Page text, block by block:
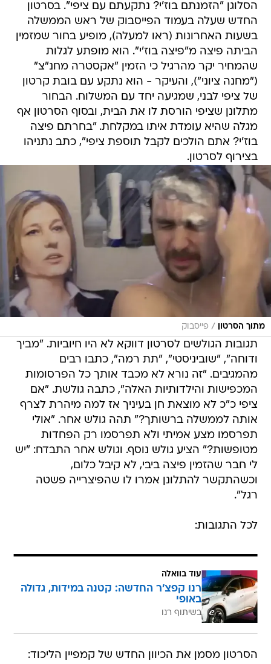
הסלוגן "הזמנתם בוז'י? נתקעתם עם ציפי". בסרטון
החדש שעלה בעמוד הפייסבוק של ראש הממשלה
בשעות האחרונות (ראו למעלה), מופיע בחור שמזמין
הביתה פיצה מ"פיצה בוז'י". הוא מופתע לגלות
שהמחיר יקר מהרגיל כי הזמין "אקסטרה מחנ"צ"
("מחנה ציוני"), והעיקר - הוא נתקע עם בובת קרטון
של ציפי לבני, שמגיעה יחד עם המשלוח. הבחור
מתלונן שציפי הורסת לו את הבית, ובסוף הסרטון אף
מגלה שהיא עומדת איתו במקלחת. "בחרתם פיצה
בוז'י? אתם הולכים לקבל תוספת ציפי", כתב נתניהו
בצירוף לסרטון.
מתוך הסרטון / פייסבוק
תגובות הגולשים לסרטון דווקא לא היו חיוביות. "מביך
ודוחה", "שוביניסטי", "תת רמה", כתבו רבים
מהמגיבים. "זה נורא לא מכבד אותך כל הפרסומות
המכפישות והילדותיות האלה", כתבה גולשת. "אם
ציפי כ"כ לא מוצאת חן בעיניך אז למה מיהרת לצרף
אותה לממשלה ברשותך?" תהה גולש אחר. "אולי
תפרסמו מצע אמיתי ולא תפרסמו רק הפחדות
מטופשות?" הציע גולש נוסף. וגולש אחר התבדח: "יש
לי חבר שהזמין פיצה ביבי, לא קיבל כלום,
וכשהתקשר להתלונן אמרו לו שהפיצרייה פשטה
רגל".
לכל התגובות:
עוד בוואלה
רנו קפצ'ר החדשה: קטנה במידות, גדולה
באופי
בשיתוף רנו
הסרטון מסמן את הכיוון החדש של קמפיין הליכוד: